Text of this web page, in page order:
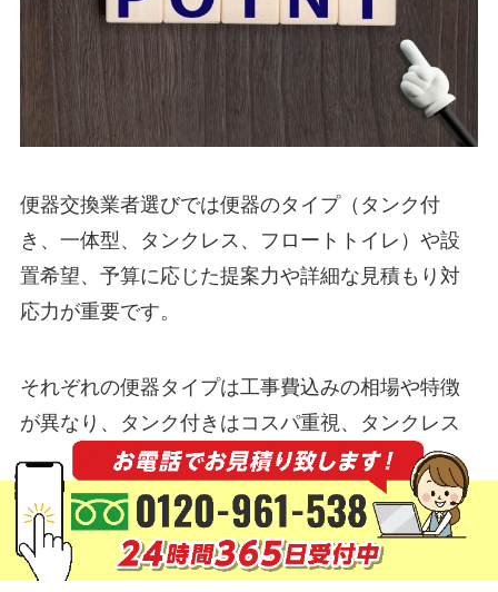
便器交換業者選びでは便器のタイプ（タンク付
き、一体型、タンクレス、フロートトイレ）や設
置希望、予算に応じた提案力や詳細な見積もり対
応力が重要です。
それぞれの便器タイプは工事費込みの相場や特徴
が異なり、タンク付きはコスパ重視、タンクレス
トイレやフロートトイレはデザイン・掃除面でメ
リットがあります。
便座のみ交換可能なタイプや温水洗浄便座など機